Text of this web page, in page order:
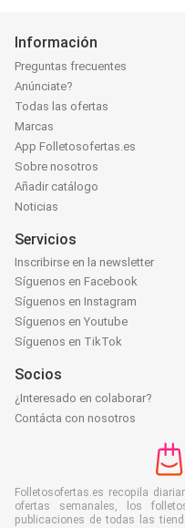
Información
Preguntas frecuentes
Anúnciate?
Todas las ofertas
Marcas
App Folletosofertas.es
Sobre nosotros
Añadir catálogo
Noticias
Servicios
Inscribirse en la newsletter
Síguenos en Facebook
Síguenos en Instagram
Síguenos en Youtube
Síguenos en TikTok
Socios
¿Interesado en colaborar?
Contácta con nosotros
Folletosofertas.es recopila
ofertas semanales, los
publicaciones de todas las